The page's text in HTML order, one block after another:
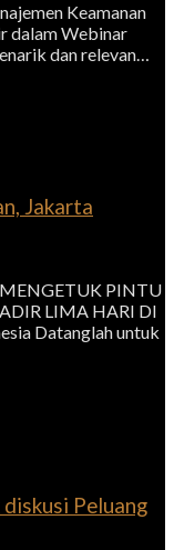
Keamanan
dalam Webinar
dan relevan…
Jakarta
MENGETUK PINTU
LIMA HARI DI
Datanglah untuk
Peluang